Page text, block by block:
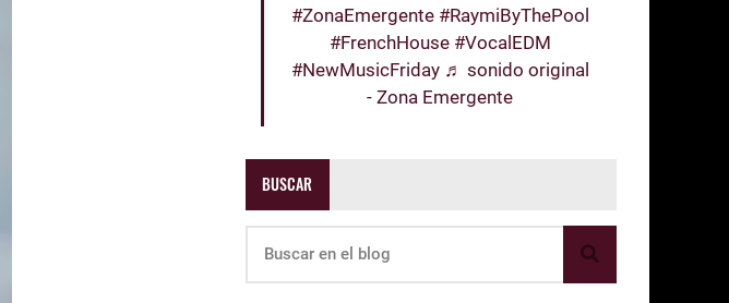
#ZonaEmergente #RaymiByThePool
#FrenchHouse #VocalEDM
#NewMusicFriday ♬ sonido original
- Zona Emergente
BUSCAR